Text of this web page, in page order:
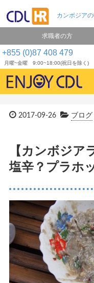
+855 (0)87 408 479
月曜~金曜 9:00~18:00(祝日を除く)
求職者の方
2017-09-26 ブログ
【カンボジア
塩辛？プラホ